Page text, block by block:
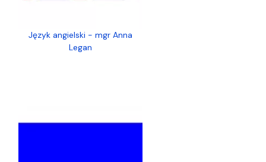
Język angielski - mgr Anna
Legan